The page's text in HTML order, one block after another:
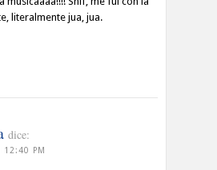
literalmente jua, jua.
dice:
PM